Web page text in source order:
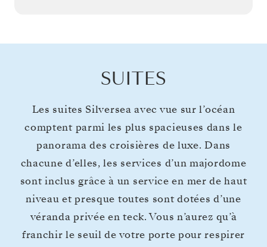
SUITES
Les suites Silversea avec vue sur l’océan
comptent parmi les plus spacieuses dans le
panorama des croisières de luxe. Dans
chacune d’elles, les services d’un majordome
sont inclus grâce à un service en mer de haut
niveau et presque toutes sont dotées d’une
véranda privée en teck. Vous n’aurez qu’à
franchir le seuil de votre porte pour respirer